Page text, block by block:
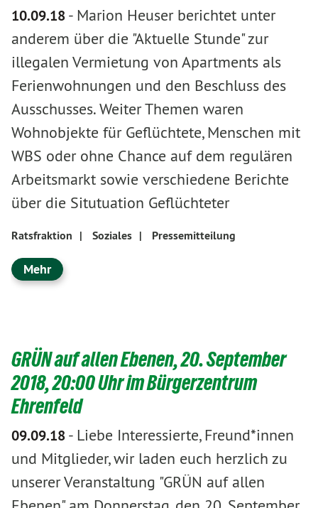
10.09.18- Marion Heuser berichtet unter
anderem über die "Aktuelle Stunde" zur
illegalen Vermietung von Apartments als
Ferienwohnungen und den Beschluss des
Ausschusses. Weiter Themen waren
Wohnobjekte für Geflüchtete, Menschen mit
WBS oder ohne Chance auf dem regulären
Arbeitsmarkt sowie verschiedene Berichte
über die Situtuation Geflüchteter
Ratsfraktion | Soziales | Pressemitteilung
Mehr
GRÜN auf allen Ebenen, 20. September
2018, 20:00 Uhr im Bürgerzentrum
Ehrenfeld
09.09.18- Liebe Interessierte, Freund*innen
und Mitglieder, wir laden euch herzlich zu
unserer Veranstaltung "GRÜN auf allen